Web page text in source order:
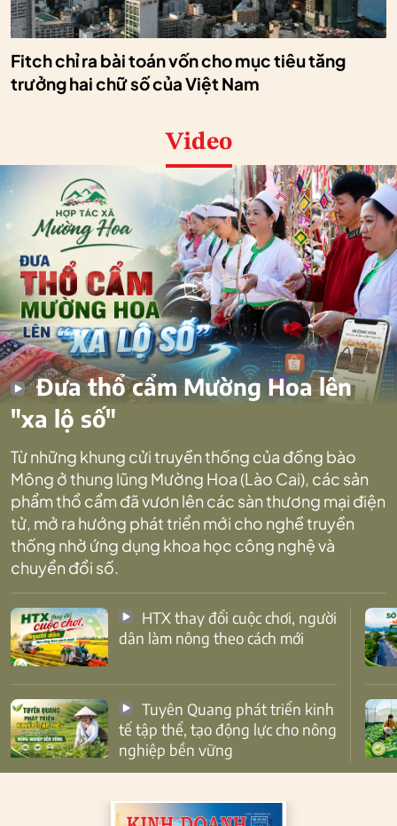
Fitch chỉ ra bài toán vốn cho mục tiêu tăng
trưởng hai chữ số của Việt Nam
Video
Đưa thổ cẩm Mường Hoa lên
"xa lộ số"
Từ những khung cửi truyền thống của đồng bào
Mông ở thung lũng Mường Hoa (Lào Cai), các sản
phẩm thổ cẩm đã vươn lên các sàn thương mại điện
tử, mở ra hướng phát triển mới cho nghề truyền
thống nhờ ứng dụng khoa học công nghệ và
chuyển đổi số.
dân làm nông theo cách mới
tế tập thể, tạo động lực cho nông
nghiệp bền vững